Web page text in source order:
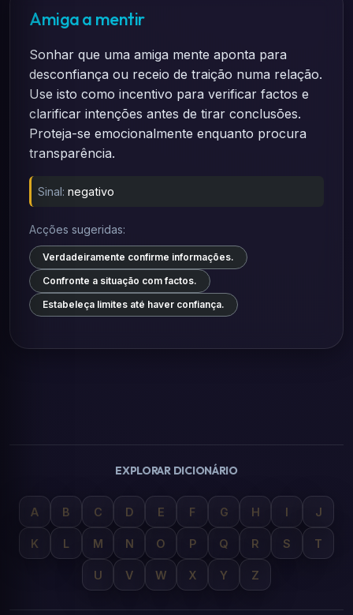
Amiga a mentir
Sonhar que uma amiga mente aponta para
desconfiança ou receio de traição numa relação.
Use isto como incentivo para verificar factos e
clarificar intenções antes de tirar conclusões.
Proteja-se emocionalmente enquanto procura
transparência.
Sinal: negativo
Acções sugeridas:
Verdadeiramente confirme informações.
Confronte a situação com factos.
Estabeleça limites até haver confiança.
EXPLORAR DICIONÁRIO
A B C D E F G H I J
K L M N O P Q R S T
U V W X Y Z